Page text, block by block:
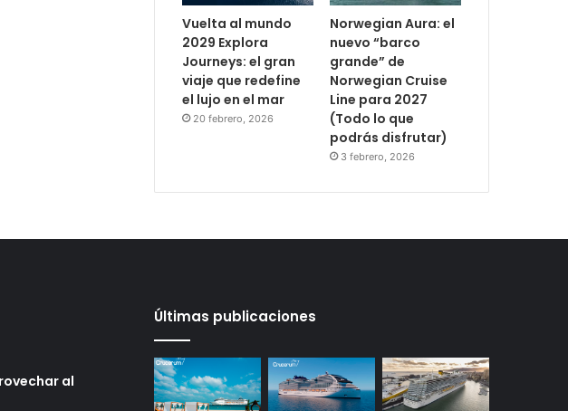
Vuelta al mundo
2029 Explora
Journeys: el gran
viaje que redefine
el lujo en el mar
20 febrero, 2026
Norwegian Aura: el
nuevo “barco
grande” de
Norwegian Cruise
Line para 2027
(Todo lo que
podrás disfrutar)
3 febrero, 2026
al
Últimas publicaciones